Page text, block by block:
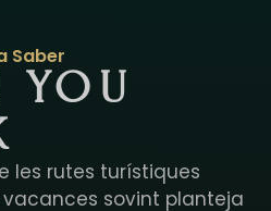
Saber
YOU
les rutes turístiques
sovint planteja